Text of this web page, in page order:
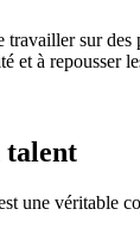
sur des
et à repousser
talent
une véritable